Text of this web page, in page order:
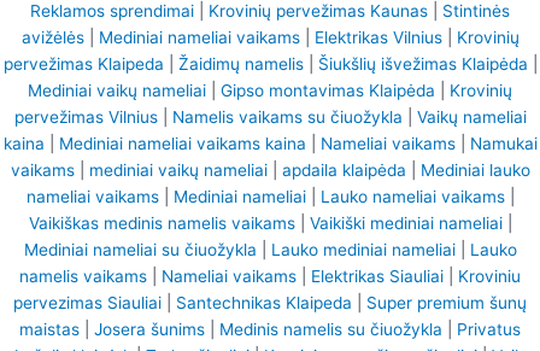
Reklamos sprendimai
Krovinių pervežimas Kaunas
Stintinės
avižėlės| Mediniai nameliai vaikams| Elektrikas Vilnius| Krovinių
pervežimas Klaipeda
Žaidimų namelis| Šiukšlių išvežimas Klaipėda
Mediniai vaikų nameliai
Gipso montavimas Klaipėda
Krovinių
pervežimas Vilnius| Namelis vaikams su čiuožykla
Vaikų nameliai
kaina
Mediniai nameliai vaikams kaina Nameliai vaikams| Namukai
vaikams| mediniai vaikų nameliai| apdaila klaipėda
Mediniai lauko
nameliai vaikams| Mediniai nameliai| Lauko nameliai vaikams|
Vaikiškas medinis namelis vaikams| Vaikiški mediniai nameliai|
Mediniai nameliai su čiuožykla
Lauko mediniai nameliai| Lauko
namelis vaikams
Nameliai vaikams Elektrikas Siauliai
Kroviniu
pervezimas Siauliai
Santechnikas Klaipeda
Super premium šunų
maistas
Josera šunims Medinis namelis su čiuožykla
Privatus